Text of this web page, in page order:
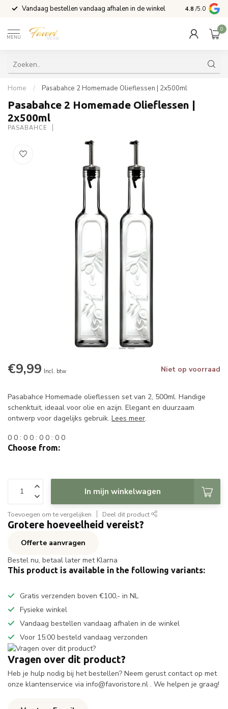
Vandaag bestellen vandaag afhalen in de winkel Voor 15:00
4.8 /5.0
MENU
0
Home / Pasabahce 2 Homemade Olieflessen | 2x500ml
Pasabahce 2 Homemade Olieflessen |
2x500ml
PASABAHCE
€9,99 Incl. btw Niet op voorraad
Pasabahce Homemade olieflessen set van 2, 500ml. Handige
schenktuit, ideaal voor olie en azijn. Elegant en duurzaam
ontwerp voor dagelijks gebruik. Lees meer.
0 0 : 0 0 : 0 0 : 0 0
Choose from:
In mijn winkelwagen
Toevoegen om te vergelijken Deel dit product
Grotere hoeveelheid vereist?
Offerte aanvragen
Bestel nu, betaal later met Klarna
This product is available in the following variants:
Gratis verzenden boven €100,- in NL
Fysieke winkel
Vandaag bestellen vandaag afhalen in de winkel
Voor 15:00 besteld vandaag verzonden
Vragen over dit product?
Heb je hulp nodig bij het bestellen? Neem gerust contact op met
onze klantenservice via info@favoristore.nl . We helpen je graag!